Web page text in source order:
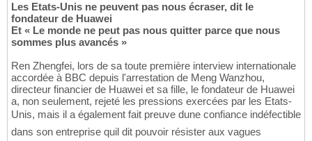
Les Etats-Unis ne peuvent pas nous écraser, dit le
fondateur de Huawei
Et « Le monde ne peut pas nous quitter parce que nous
sommes plus avancés »
Ren Zhengfei, lors de sa toute première interview internationale
accordée à BBC depuis l'arrestation de Meng Wanzhou,
directeur financier de Huawei et sa fille, le fondateur de Huawei
a, non seulement, rejeté les pressions exercées par les Etats-
Unis, mais il a également fait preuve dune confiance indéfectible
dans son entreprise quil dit pouvoir résister aux vagues